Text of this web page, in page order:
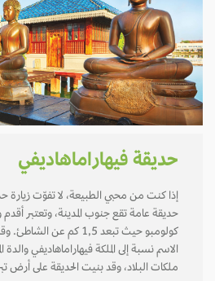
حديقة فيهاراماهاديفي
إذا كنت من محبي الطبيعة، لا تفوّت زيارة
حديقة عامة تقع جنوب المدينة، وتعتبر أقدم
كولومبو حيث تبعد 1,5 كم عن
الاسم نسبة إلى الملكة فيهاراماهاديفي والدة
ملكات البلاد، وقد بنيت الحديقة على أرض